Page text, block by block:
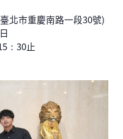
北市重慶南路一段30號)
：30止